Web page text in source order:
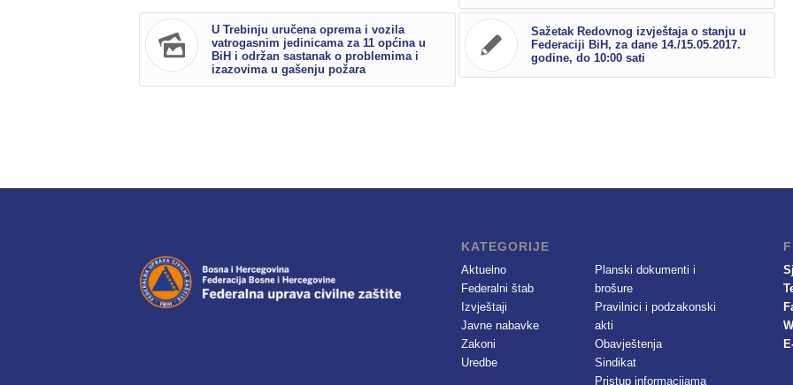
U Trebinju uručena oprema i vozila
vatrogasnim jedinicama za 11 općina u
BiH i održan sastanak o problemima i
izazovima u gašenju požara
Sažetak Redovnog izvještaja o stanju u
Federaciji BiH, za dane 14./15.05.2017.
godine, do 10:00 sati
KATEGORIJE
Aktuelno
Federalni štab
Izvještaji
Javne nabavke
Zakoni
Uredbe
Planski dokumenti i
brošure
Pravilnici i podzakonski
akti
Obavještenja
Sindikat
Pristup informacijama